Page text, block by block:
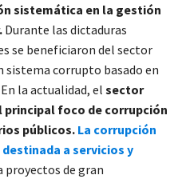
sistemática en la gestión
Durante las dictaduras
se beneficiaron del sector
corrupto basado en
la actualidad, el sector
foco de corrupción
públicos. La corrupción
a servicios y
proyectos de gran